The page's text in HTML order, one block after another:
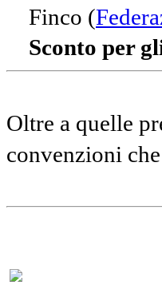
Finco (
Sconto per
Oltre a quelle
convenzioni